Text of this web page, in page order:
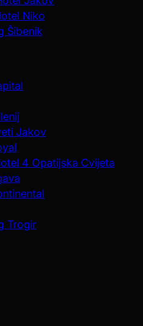
Niko
Šibenik
Jakov
4 Opatijska Cvijeta
Trogir